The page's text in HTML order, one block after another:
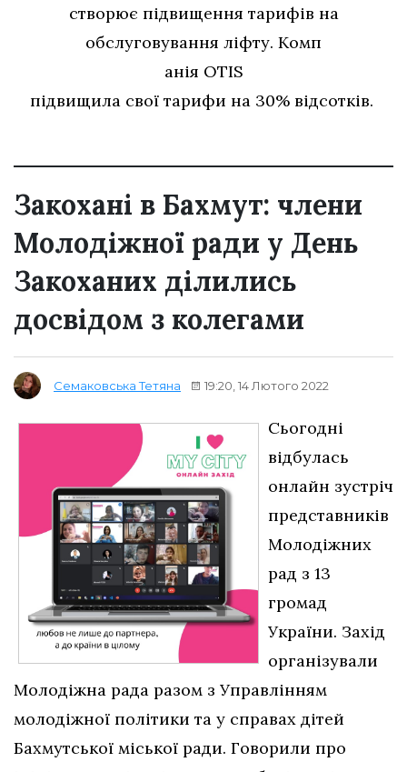
створює підвищення тарифів на
обслуговування ліфту. Комп
анія OTIS
підвищила свої тарифи на 30% відсотків.
Закохані в Бахмут: члени
Молодіжної ради у День
Закоханих ділились
досвідом з колегами
Семаковська Тетяна 19:20, 14 Лютого 2022
Сьогодні
відбулась
онлайн зустріч
представників
Молодіжних
рад з 13
громад
України. Захід
організували
Молодіжна рада разом з Управлінням
молодіжної політики та у справах дітей
Бахмутської міської ради. Говорили про